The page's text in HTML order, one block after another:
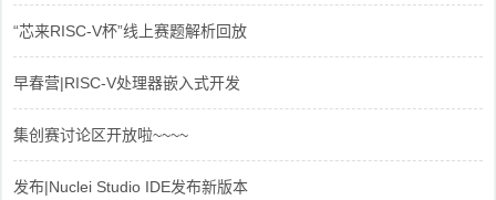
“芯来RISC-V杯”线上赛题解析回放
早春营|RISC-V处理器嵌入式开发
集创赛讨论区开放啦~~~~
发布|Nuclei Studio IDE发布新版本